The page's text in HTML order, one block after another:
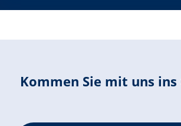
Kommen Sie mit uns ins